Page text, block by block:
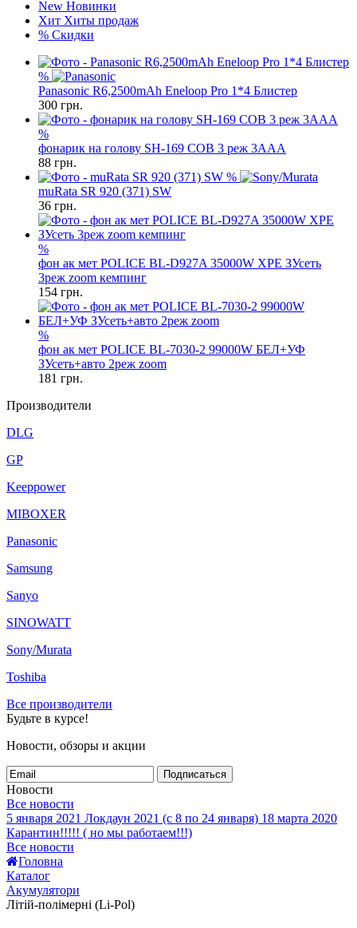
New Новинки
Хит Хиты продаж
% Скидки
%
Panasonic R6,2500mAh Eneloop Pro 1*4 Блистер
300 грн.
%
фонарик на голову SH-169 COB 3 реж 3AAA
88 грн.
%
muRata SR 920 (371) SW
36 грн.
%
фон ак мет POLICE BL-D927A 35000W XPE ЗУсеть
3реж zoom кемпинг
154 грн.
%
фон ак мет POLICE BL-7030-2 99000W БЕЛ+УФ
ЗУсеть+авто 2реж zoom
181 грн.
Производители
DLG
GP
Keeppower
MIBOXER
Panasonic
Samsung
Sanyo
SINOWATT
Sony/Murata
Toshiba
Все производители
Будьте в курсе!
Новости, обзоры и акции
Подписаться
Новости
Все новости
5 января 2021 Локдаун 2021 (с 8 по 24 января) 18 марта 2020
Карантин!!!!! ( но мы работаем!!!)
Все новости
Головна
Каталог
Акумулятори
Літій-полімерні (Li-Pol)